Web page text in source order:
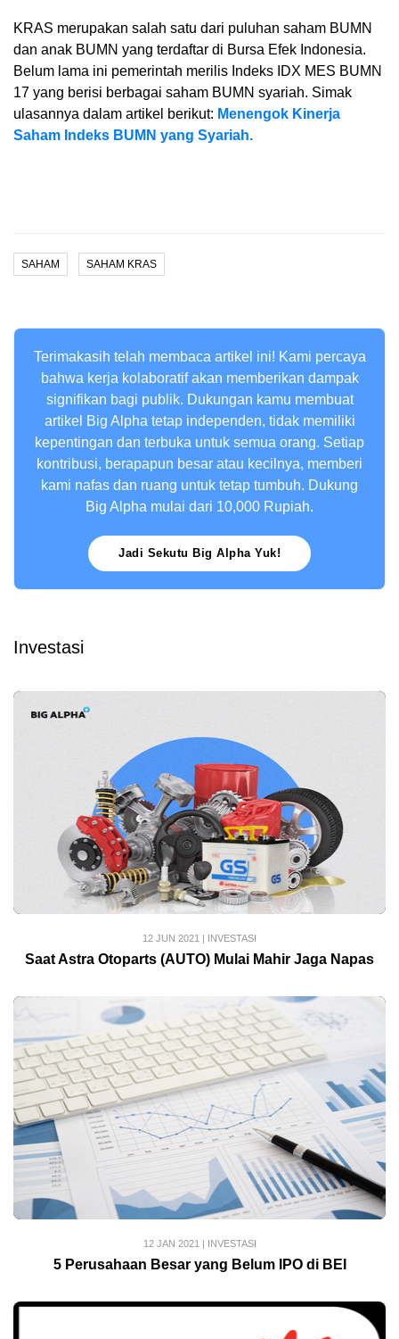
KRAS merupakan salah satu dari puluhan saham BUMN
dan anak BUMN yang terdaftar di Bursa Efek Indonesia.
Belum lama ini pemerintah merilis Indeks IDX MES BUMN
17 yang berisi berbagai saham BUMN syariah. Simak
ulasannya dalam artikel berikut: Menengok Kinerja
Saham Indeks BUMN yang Syariah.
SAHAM SAHAM KRAS
Terimakasih telah membaca artikel ini! Kami percaya
bahwa kerja kolaboratif akan memberikan dampak
signifikan bagi publik. Dukungan kamu membuat
artikel Big Alpha tetap independen, tidak memiliki
kepentingan dan terbuka untuk semua orang. Setiap
kontribusi, berapapun besar atau kecilnya, memberi
kami nafas dan ruang untuk tetap tumbuh. Dukung
Big Alpha mulai dari 10,000 Rupiah.
Jadi Sekutu Big Alpha Yuk!
Investasi
12 JUN 2021 | INVESTASI
Saat Astra Otoparts (AUTO) Mulai Mahir Jaga Napas
12 JAN 2021 | INVESTASI
5 Perusahaan Besar yang Belum IPO di BEI